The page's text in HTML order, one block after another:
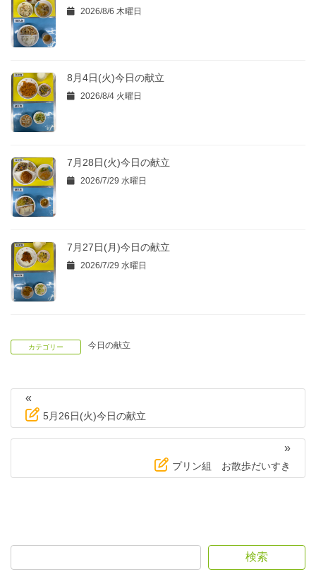
2026/8/6 木曜日
8月4日(火)今日の献立
2026/8/4 火曜日
7月28日(火)今日の献立
2026/7/29 水曜日
7月27日(月)今日の献立
2026/7/29 水曜日
カテゴリー 今日の献立
«
5月26日(火)今日の献立
»
プリン組 お散歩だいすき
検索